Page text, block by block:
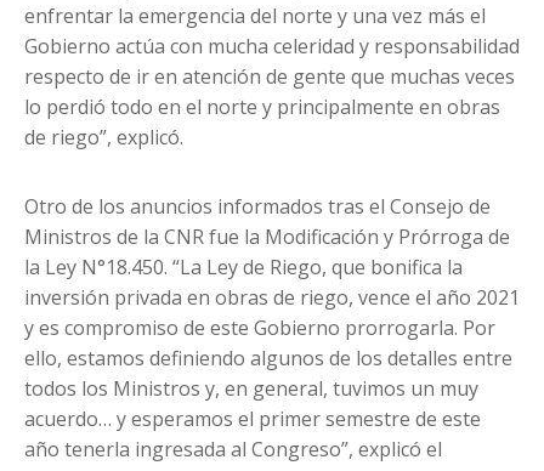
enfrentar la emergencia del norte y una vez más el
Gobierno actúa con mucha celeridad y responsabilidad
respecto de ir en atención de gente que muchas veces
lo perdió todo en el norte y principalmente en obras
de riego”, explicó.
Otro de los anuncios informados tras el Consejo de
Ministros de la CNR fue la Modificación y Prórroga de
la Ley N°18.450. “La Ley de Riego, que bonifica la
inversión privada en obras de riego, vence el año 2021
y es compromiso de este Gobierno prorrogarla. Por
ello, estamos definiendo algunos de los detalles entre
todos los Ministros y, en general, tuvimos un muy
acuerdo… y esperamos el primer semestre de este
año tenerla ingresada al Congreso”, explicó el